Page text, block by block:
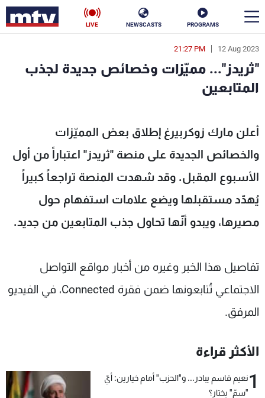
PROGRAMS
NEWSCASTS
LIVE
12 Aug 2023
21:27 PM
"ثريدز"... مميّزات وخصائص جديدة لجذب
المتابعين
أعلن مارك زوكربيرغ إطلاق بعض المميّزات
والخصائص الجديدة على منصة "ثريدز" اعتباراً من أول
الأسبوع المقبل. وقد شهدت المنصة تراجعاً كبيراً
يُهدّد مستقبلها ويضع علامات استفهام حول
مصيرها، ويبدو أنّها تحاول جذب المتابعين من جديد.
تفاصيل هذا الخبر وغيره من أخبار مواقع التواصل
الاجتماعي تُتابعونها ضمن فقرة Connected، في الفيديو
المرفق.
الأكثر قراءة
1نعيم قاسم يبادر... و"الحزب" أمام خيارين: أيّ
"سمّ" يختار؟
en
الأخبار
إقتصاد فن
منوعات رياضة
جدول البرامج
الترددات
الإنـتـاج
لاعلاناتكم
سياسة الخصوصية